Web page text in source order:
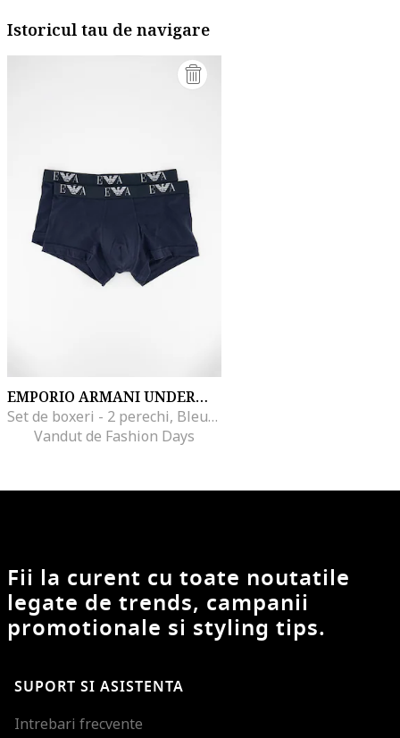
Istoricul tau de navigare
EMPORIO ARMANI UNDERWEAR
Set de boxeri - 2 perechi, Bleumarin
Vandut de Fashion Days
Fii la curent cu toate noutatile
legate de trends, campanii
promotionale si styling tips.
SUPORT SI ASISTENTA
Intrebari frecvente